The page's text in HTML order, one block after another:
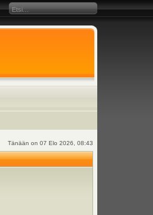
Tänään on 07 Elo 2026, 08:43